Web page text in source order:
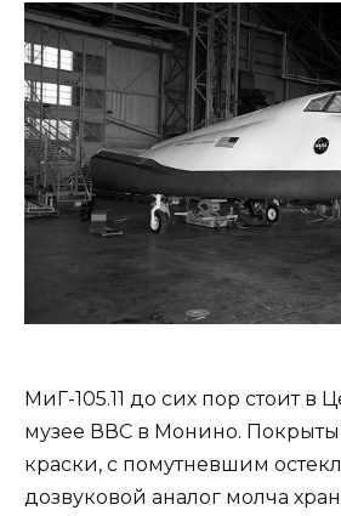
МиГ-105.11 до сих пор стоит в
музее ВВС в Монино.
краски, с помутневшим
дозвуковой аналог молча